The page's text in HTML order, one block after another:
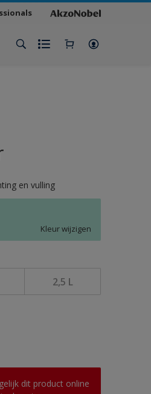
en vulling
Kleur wijzigen
2,5 L
dit product online